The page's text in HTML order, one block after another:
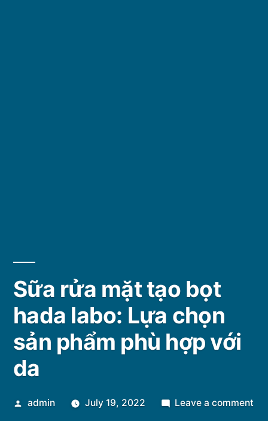
Sữa rửa mặt tạo bọt
hada labo: Lựa chọn
sản phẩm phù hợp với
da
Posted
admin July 19, 2022 Leave a comment